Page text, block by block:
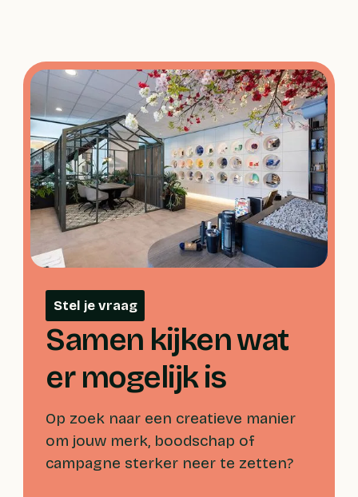
Stel je vraag
Samen kijken wat
er mogelijk is
Op zoek naar een creatieve manier
om jouw merk, boodschap of
campagne sterker neer te zetten?